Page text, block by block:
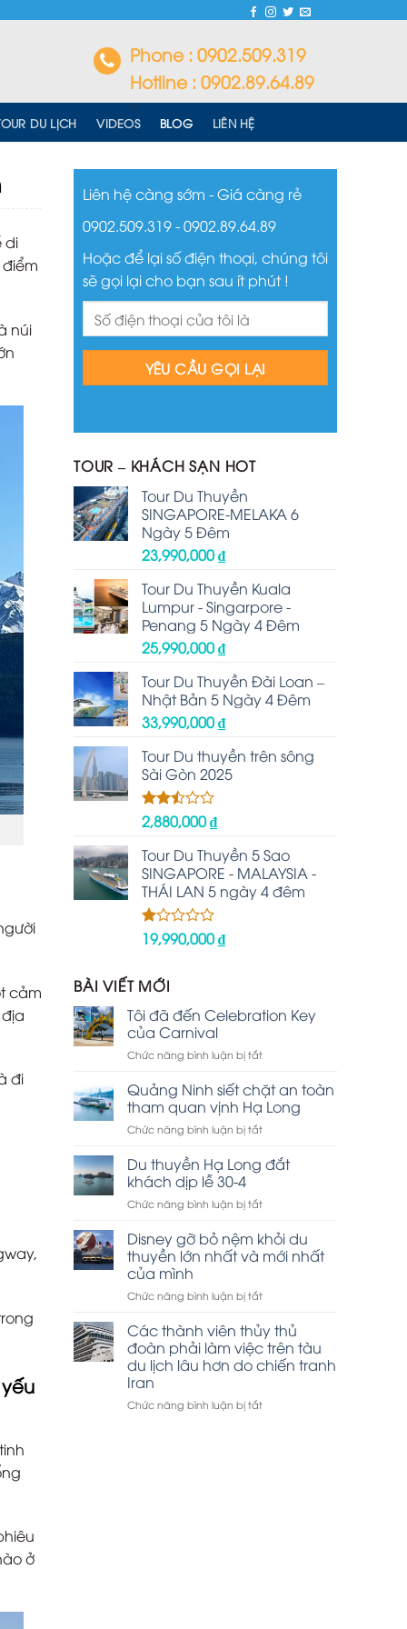
Phone : 0902.509.319
Hotline : 0902.89.64.89
<
DU LỊCH VIDEOS BLOG LIÊN HỆ
di
núi
cảm
đi
ở
Liên hệ càng sớm - Giá càng rẻ
0902.509.319 - 0902.89.64.89
Hoặc để lại số điện thoại, chúng tôi
sẽ gọi lại cho bạn sau ít phút !
TOUR – KHÁCH SẠN HOT
Tour Du Thuyền
SINGAPORE-MELAKA 6
Ngày 5 Đêm
23,990,000₫
Tour Du Thuyền Kuala
Lumpur - Singarpore -
Penang 5 Ngày 4 Đêm
25,990,000₫
Tour Du Thuyền Đài Loan –
Nhật Bản 5 Ngày 4 Đêm
33,990,000₫
Tour Du thuyền trên sông
Sài Gòn 2025
Được
hạng
2.48
5 sao
2,880,000₫
Tour Du Thuyền 5 Sao
SINGAPORE - MALAYSIA -
THÁI LAN 5 ngày 4 đêm
Được
1.00
5
sao
19,990,000₫
BÀI VIẾT MỚI
Tôi đã đến Celebration Key
của Carnival
Chức năng bình luận bị tắtở
đã
đến
Celebration
Key
Carnival
Quảng Ninh siết chặt an toàn
tham quan vịnh Hạ Long
Chức năng bình luận bị tắtở
Ninh
siết
an
tham
quan
vịnh
Long
Du thuyền Hạ Long đắt
khách dịp lễ 30-4
Chức năng bình luận bị tắtở
thuyền
Hạ
Long
khách
lễ
30-
4
Disney gỡ bỏ nệm khỏi du
thuyền lớn nhất và mới nhất
của mình
Chức năng bình luận bị tắtở
bỏ
nệm
khỏi
thuyền
Các thành viên thủy thủ
đoàn phải làm việc trên tàu
du lịch lâu hơn do chiến tranh
Iran
Chức năng bình luận bị tắtở